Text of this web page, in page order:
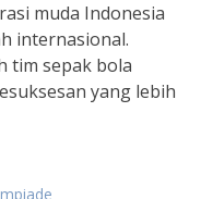
muda Indonesia
internasional.
tim sepak bola
yang lebih